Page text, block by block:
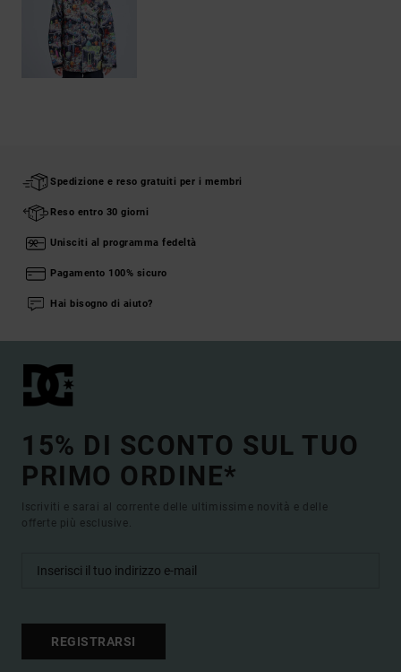
Spedizione e reso gratuiti per i membri
Reso entro 30 giorni
Unisciti al programma fedeltà
Pagamento 100% sicuro
Hai bisogno di aiuto?
15% DI SCONTO SUL TUO
PRIMO ORDINE*
Iscriviti e sarai al corrente delle ultimissime novità e delle
offerte più esclusive.
REGISTRARSI